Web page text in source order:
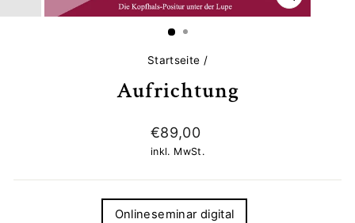
ESC)
Startseite /
Aufrichtung
Normaler
Preis
€89,00
inkl. MwSt.
Onlineseminar digital